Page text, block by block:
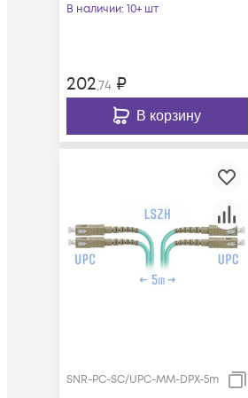
В наличии: 10+ шт
202,74 ₽
В корзину
SNR-PC-SC/UPC-MM-DPX-5m